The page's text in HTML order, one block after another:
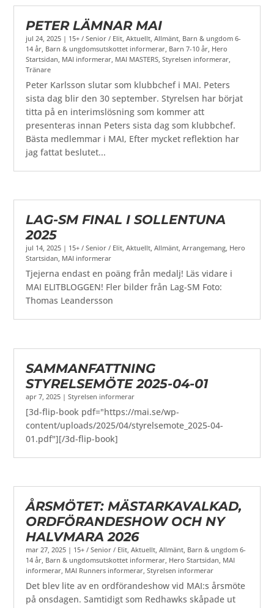
PETER LÄMNAR MAI
jul 24, 2025 | 15+ / Senior / Elit ,Aktuellt ,Allmänt Barn & ungdom 6-
14 år Barn & ungdomsutskottet informerar Barn 7-10 år Hero
Startsidan MAI informerar MAI MASTERS ,Styrelsen informerar
Tränare
Peter Karlsson slutar som klubbchef i MAI. Peters
sista dag blir den 30 september. Styrelsen har börjat
titta på en interimslösning som kommer att
presenteras innan Peters sista dag som klubbchef.
Bästa medlemmar i MAI, Efter mycket reflektion har
jag fattat beslutet...
LAG-SM FINAL I SOLLENTUNA
2025
jul 14, 2025 | 15+ / Senior / Elit,Aktuellt,Allmänt,Arrangemang, Hero
Startsidan, MAI informerar
Tjejerna endast en poäng från medalj! Läs vidare i
MAI ELITBLOGGEN! Fler bilder från Lag-SM Foto:
Thomas Leandersson
SAMMANFATTNING
STYRELSEMÖTE 2025-04-01
apr 7, 2025 |Styrelsen informerar
[3d-flip-book pdf="https://mai.se/wp-
content/uploads/2025/04/styrelsemote_2025-04-
01.pdf"][/3d-flip-book]
ÅRSMÖTET: MÄSTARKAVALKAD,
ORDFÖRANDESHOW OCH NY
HALVMARA 2026
mar 27, 2025 | 15+ / Senior / Elit,Aktuellt,Allmänt, Barn & ungdom 6-
14 år, Barn & ungdomsutskottet informerar, Hero Startsidan, MAI
informerar, MAI Runners informerar,Styrelsen informerar
Det blev lite av en ordförandeshow vid MAI:s årsmöte
på onsdagen. Samtidigt som Redhawks skåpade ut